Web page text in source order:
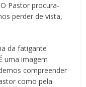
Pastor procura-
perder de vista,
da fatigante
uma imagem
compreender
como pela